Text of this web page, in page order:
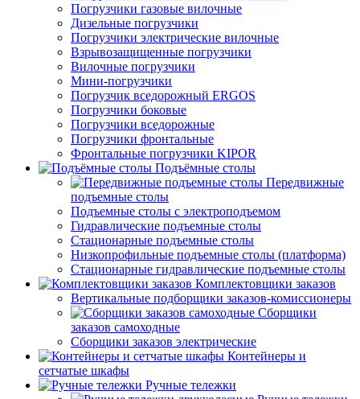
Погрузчики газовые вилочные
Дизельные погрузчики
Погрузчики электрические вилочные
Взрывозащищенные погрузчики
Вилочные погрузчики
Мини-погрузчики
Погрузчик вседорожный ERGOS
Погрузчики боковые
Погрузчики вседорожные
Погрузчики фронтальные
Фронтальные погрузчики KIPOR
Подъёмные столы
Передвижные
подъемные столы
Подъемные столы с электроподъемом
Гидравлические подъемные столы
Стационарные подъемные столы
Низкопрофильные подъемные столы (платформа)
Стационарные гидравлические подъемные столы
Комплектовщики заказов
Вертикальные подборщики заказов-комиссионеры
Сборщики
заказов самоходные
Сборщики заказов электрические
Контейнеры и
сетчатые шкафы
Ручные тележки